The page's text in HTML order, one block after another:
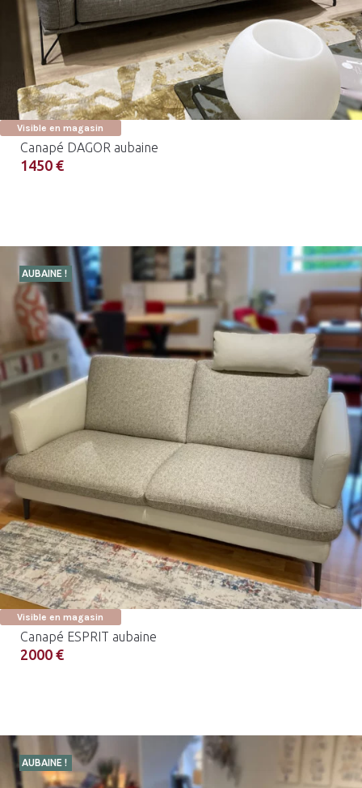
Visible en magasin
Canapé DAGOR aubaine
1450 €
AUBAINE !
Visible en magasin
Canapé ESPRIT aubaine
2000 €
AUBAINE !